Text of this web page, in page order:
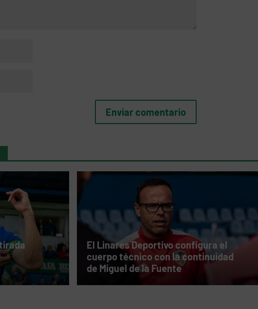
El Linares Deportivo configura el
cuerpo técnico con la continuidad
de Miguel de la Fuente